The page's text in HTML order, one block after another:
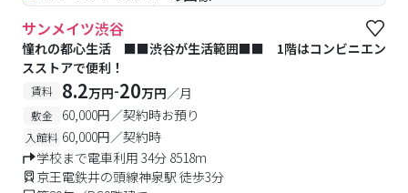
#予約受付中 #空室待ち
サンメイツ渋谷
憧れの都心生活 ■■渋谷が生活範囲■■ 1階はコンビニエン
スストアで便利！
賃料 8.2万円-20万円／月
敷金 60,000円／契約時お預り
入館料 60,000円／契約時
学校まで電車利用 34分 8518m
京王電鉄井の頭線神泉駅 徒歩3分